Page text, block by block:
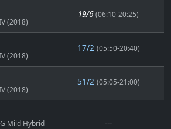
(2018)
19/6 (06:10-20:25)
(2018)
17/2 (05:50-20:40)
(2018)
51/2 (05:05-21:00)
Mild Hybrid
---